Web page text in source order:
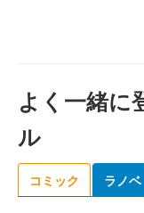
よく一緒に
ル
コミック ラノベ